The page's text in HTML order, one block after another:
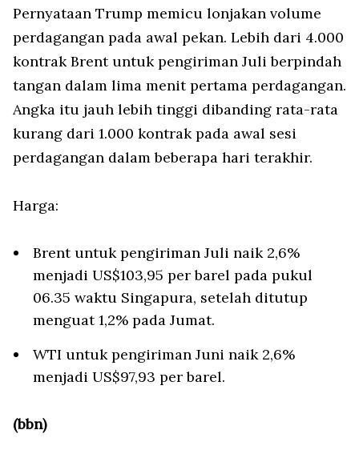
Pernyataan Trump memicu lonjakan volume
perdagangan pada awal pekan. Lebih dari 4.000
kontrak Brent untuk pengiriman Juli berpindah
tangan dalam lima menit pertama perdagangan.
Angka itu jauh lebih tinggi dibanding rata-rata
kurang dari 1.000 kontrak pada awal sesi
perdagangan dalam beberapa hari terakhir.
Harga:
Brent untuk pengiriman Juli naik 2,6%
menjadi US$103,95 per barel pada pukul
06.35 waktu Singapura, setelah ditutup
menguat 1,2% pada Jumat.
WTI untuk pengiriman Juni naik 2,6%
menjadi US$97,93 per barel.
(bbn)